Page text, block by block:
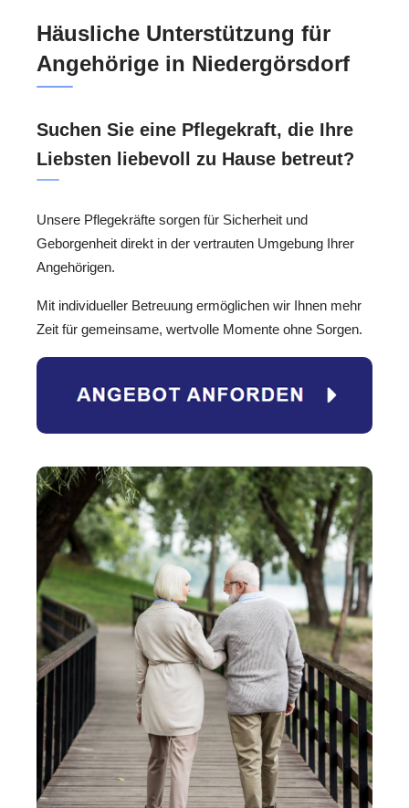
Häusliche Unterstützung für
Angehörige in Niedergörsdorf
Suchen Sie eine Pflegekraft, die Ihre
Liebsten liebevoll zu Hause betreut?
Unsere Pflegekräfte sorgen für Sicherheit und
Geborgenheit direkt in der vertrauten Umgebung Ihrer
Angehörigen.
Mit individueller Betreuung ermöglichen wir Ihnen mehr
Zeit für gemeinsame, wertvolle Momente ohne Sorgen.